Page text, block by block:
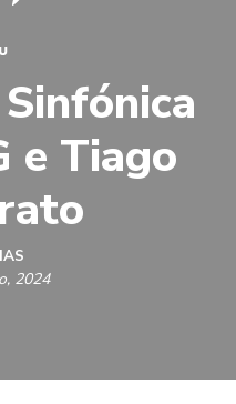
e Tiago
2024